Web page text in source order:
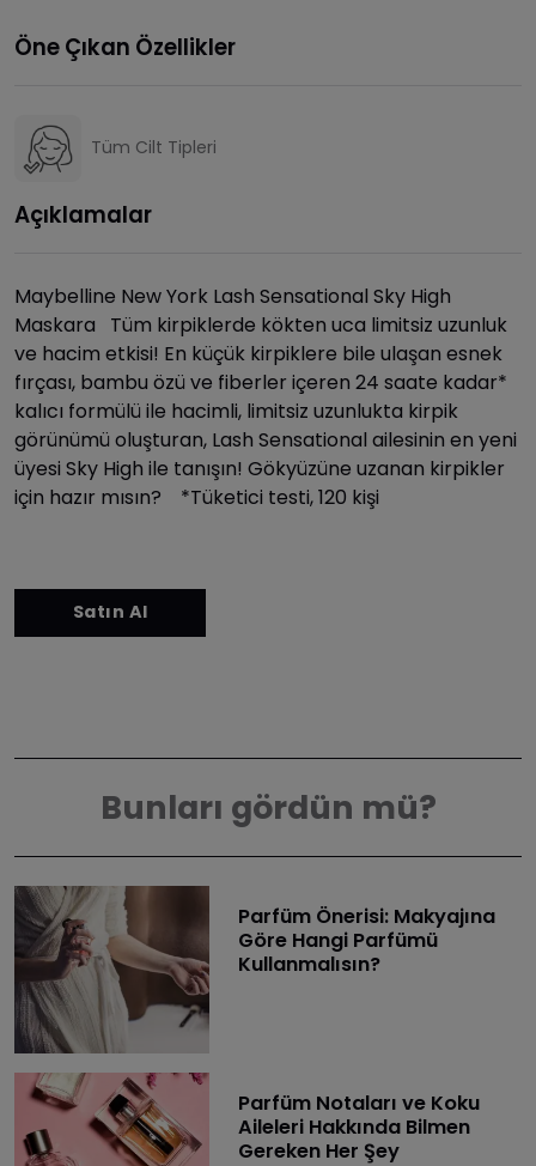
Öne Çıkan Özellikler
Tüm Cilt Tipleri
Açıklamalar
Maybelline New York Lash Sensational Sky High
Maskara Tüm kirpiklerde kökten uca limitsiz uzunluk
ve hacim etkisi! En küçük kirpiklere bile ulaşan esnek
fırçası, bambu özü ve fiberler içeren 24 saate kadar*
kalıcı formülü ile hacimli, limitsiz uzunlukta kirpik
görünümü oluşturan, Lash Sensational ailesinin en yeni
üyesi Sky High ile tanışın! Gökyüzüne uzanan kirpikler
için hazır mısın? *Tüketici testi, 120 kişi
Bunları gördün mü?
Parfüm Önerisi: Makyajına
Göre Hangi Parfümü
Kullanmalısın?
Parfüm Notaları ve Koku
Aileleri Hakkında Bilmen
Gereken Her Şey